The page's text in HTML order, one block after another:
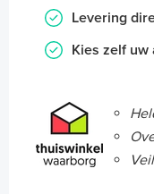
Levering
Kies zelf